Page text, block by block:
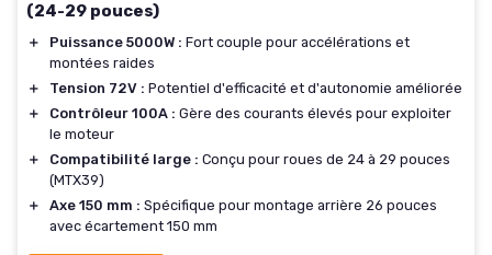
(24-29 pouces)
＋ Puissance 5000W : Fort couple pour accélérations et
montées raides
＋
Tension 72V : Potentiel d'efficacité et d'autonomie améliorée
＋
Contrôleur 100A : Gère des courants élevés pour exploiter
le moteur
＋
Compatibilité large : Conçu pour roues de 24 à 29 pouces
(MTX39)
＋
Axe 150 mm : Spécifique pour montage arrière 26 pouces
avec écartement 150 mm